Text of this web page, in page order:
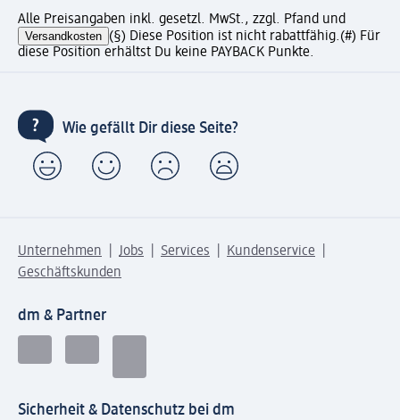
Alle Preisangaben inkl. gesetzl. MwSt., zzgl. Pfand und
Versandkosten (§) Diese Position ist nicht rabattfähig.(#) Für
diese Position erhältst Du keine PAYBACK Punkte.
Wie gefällt Dir diese Seite?
Unternehmen Jobs Services
Kundenservice
Geschäftskunden
dm & Partner
Sicherheit & Datenschutz bei dm